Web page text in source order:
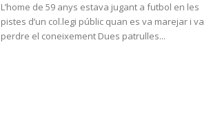
L’home de 59 anys estava jugant a futbol en les
pistes d’un col.legi públic quan es va marejar i va
perdre el coneixement Dues patrulles...